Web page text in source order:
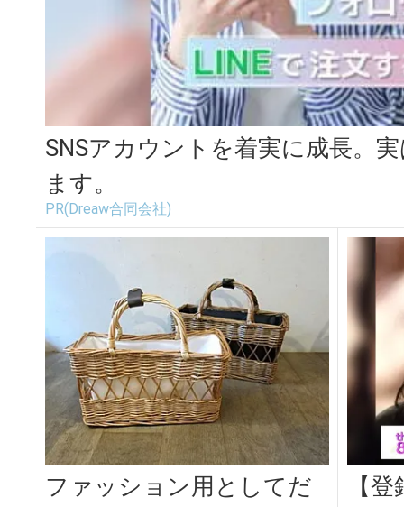
SNSアカウントを着実に成長。
ます。
PR(Dreaw合同会社)
ファッション用としてだ
【